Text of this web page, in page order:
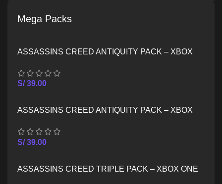
Mega Packs
ASSASSINS CREED ANTIQUITY PACK – XBOX
S/39.00
ASSASSINS CREED ANTIQUITY PACK – XBOX
S/39.00
ASSASSINS CREED TRIPLE PACK – XBOX ONE